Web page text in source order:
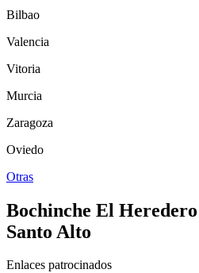
Bilbao
Valencia
Vitoria
Murcia
Zaragoza
Oviedo
Otras
Bochinche El Heredero
Santo Alto
Enlaces patrocinados